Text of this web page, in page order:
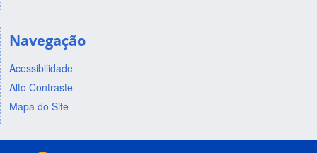
Navegação
Acessibilidade
Alto Contraste
Mapa do Site